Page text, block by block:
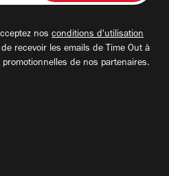
nos conditions d'utilisation
recevoir les emails de Time Out à
de nos partenaires.